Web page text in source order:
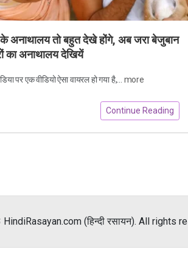
के अनाथालय तो बहुत देखे होंगे, अब जरा बेजुबान
का अनाथालय देखियें
पर एक वीडियो ऐसा वायरल हो गया है,... more
Continue Reading
(हिन्दी रसायन). All rights